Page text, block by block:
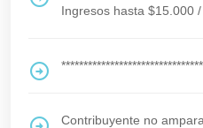
Ingresos hasta $15.000 /
Contribuyente no